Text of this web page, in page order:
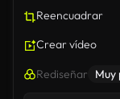
Reencuadrar
Crear vídeo
Rediseñar